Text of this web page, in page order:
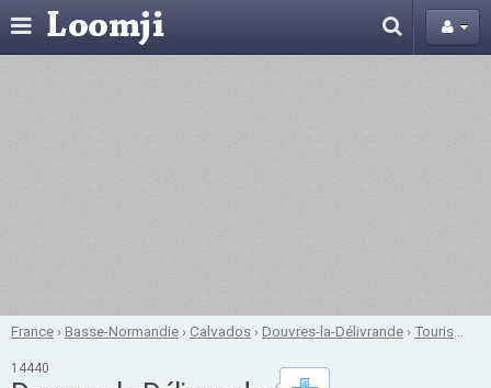
France ›Basse-Normandie ›Calvados ›Douvres-la-Délivrande ›Tourisme
14440